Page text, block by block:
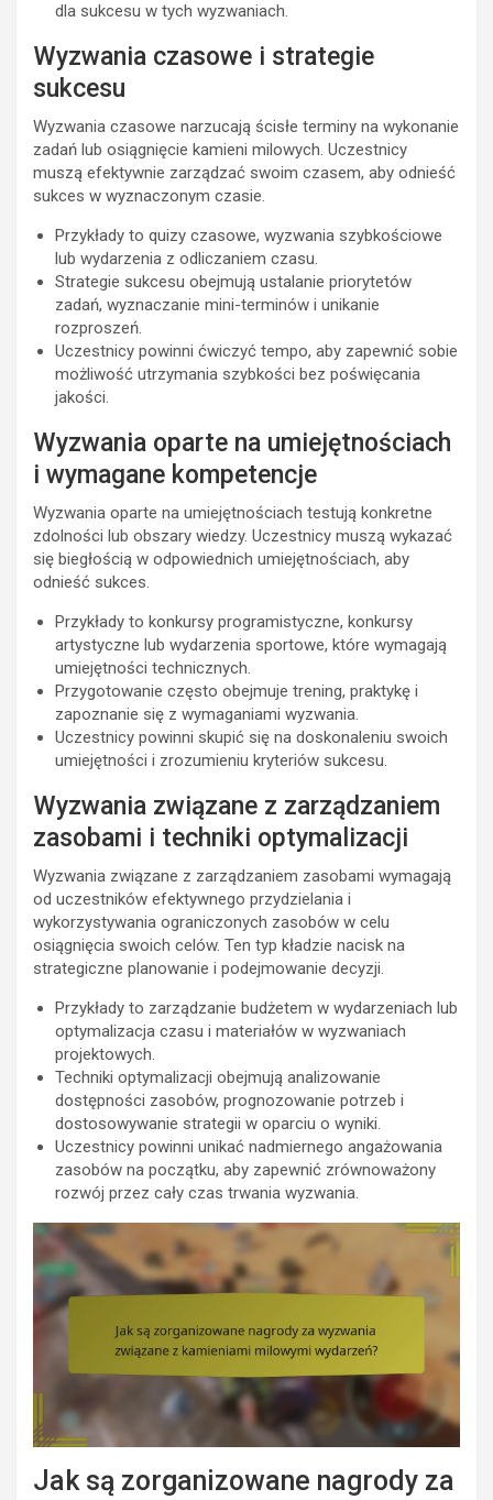
dla sukcesu w tych wyzwaniach.
Wyzwania czasowe i strategie
sukcesu
Wyzwania czasowe narzucają ścisłe terminy na wykonanie
zadań lub osiągnięcie kamieni milowych. Uczestnicy
muszą efektywnie zarządzać swoim czasem, aby odnieść
sukces w wyznaczonym czasie.
Przykłady to quizy czasowe, wyzwania szybkościowe
lub wydarzenia z odliczaniem czasu.
Strategie sukcesu obejmują ustalanie priorytetów
zadań, wyznaczanie mini-terminów i unikanie
rozproszeń.
Uczestnicy powinni ćwiczyć tempo, aby zapewnić sobie
możliwość utrzymania szybkości bez poświęcania
jakości.
Wyzwania oparte na umiejętnościach
i wymagane kompetencje
Wyzwania oparte na umiejętnościach testują konkretne
zdolności lub obszary wiedzy. Uczestnicy muszą wykazać
się biegłością w odpowiednich umiejętnościach, aby
odnieść sukces.
Przykłady to konkursy programistyczne, konkursy
artystyczne lub wydarzenia sportowe, które wymagają
umiejętności technicznych.
Przygotowanie często obejmuje trening, praktykę i
zapoznanie się z wymaganiami wyzwania.
Uczestnicy powinni skupić się na doskonaleniu swoich
umiejętności i zrozumieniu kryteriów sukcesu.
Wyzwania związane z zarządzaniem
zasobami i techniki optymalizacji
Wyzwania związane z zarządzaniem zasobami wymagają
od uczestników efektywnego przydzielania i
wykorzystywania ograniczonych zasobów w celu
osiągnięcia swoich celów. Ten typ kładzie nacisk na
strategiczne planowanie i podejmowanie decyzji.
Przykłady to zarządzanie budżetem w wydarzeniach lub
optymalizacja czasu i materiałów w wyzwaniach
projektowych.
Techniki optymalizacji obejmują analizowanie
dostępności zasobów, prognozowanie potrzeb i
dostosowywanie strategii w oparciu o wyniki.
Uczestnicy powinni unikać nadmiernego angażowania
zasobów na początku, aby zapewnić zrównoważony
rozwój przez cały czas trwania wyzwania.
Jak są zorganizowane nagrody za